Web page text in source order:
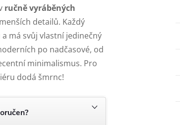
ručně vyráběných
detailů. Každý
má svůj vlastní jedinečný
po nadčasové, od
minimalismus. Pro
dodá šmrnc!